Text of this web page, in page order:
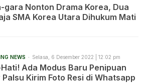
gara Nonton Drama Korea, Dua
SMA Korea Utara Dihukum Mati
NEWS Selasa, 6 Desember 2022 | 12:02 pm
Ada Modus Baru Penipuan
Palsu Kirim Foto Resi di Whatsapp